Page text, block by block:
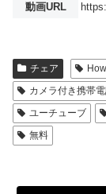
動画URL
チェア
カメラ付き携帯
ユーチューブ
無料